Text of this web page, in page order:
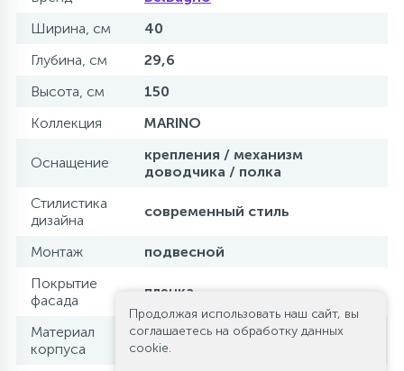
Ширина, см
40
Глубина, см
29,6
Высота, см
150
Коллекция
MARINO
Оснащение
крепления / механизм
доводчика / полка
Стилистика
дизайна
современный стиль
Монтаж
подвесной
Покрытие
фасада
пленка
Материал
корпуса
МДФ
Продолжая использовать наш сайт, вы
соглашаетесь на обработку данных
cookie.